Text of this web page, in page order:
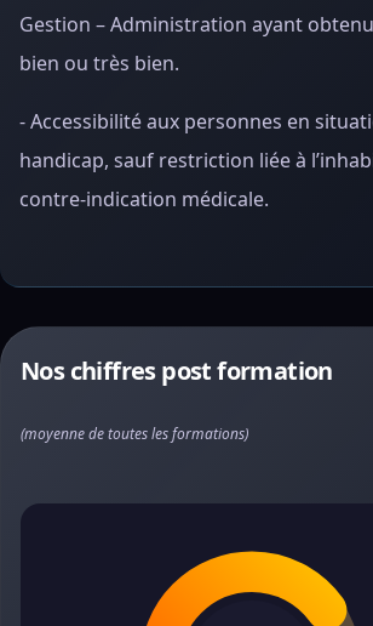
Gestion – Administration ayant
bien ou très bien.
- Accessibilité aux personnes en
handicap, sauf restriction liée à
contre-indication médicale.
Nos chiffres post formation
(moyenne de toutes les formations)